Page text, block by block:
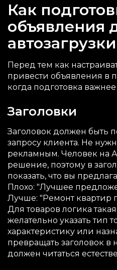
Как
объявления
автозагрузки
Перед тем как
привести объявления в
когда подготовка
Заголовки
Заголовок должен быть
запросу клиента. Не
рекламным. Человек на
решение, поэтому в
показать, что вы
Плохо: "Лучшее
Лучше: "Ремонт квартир
Для товаров логика
желательно указать тип
характеристику или
превращать заголовок в
должен читаться